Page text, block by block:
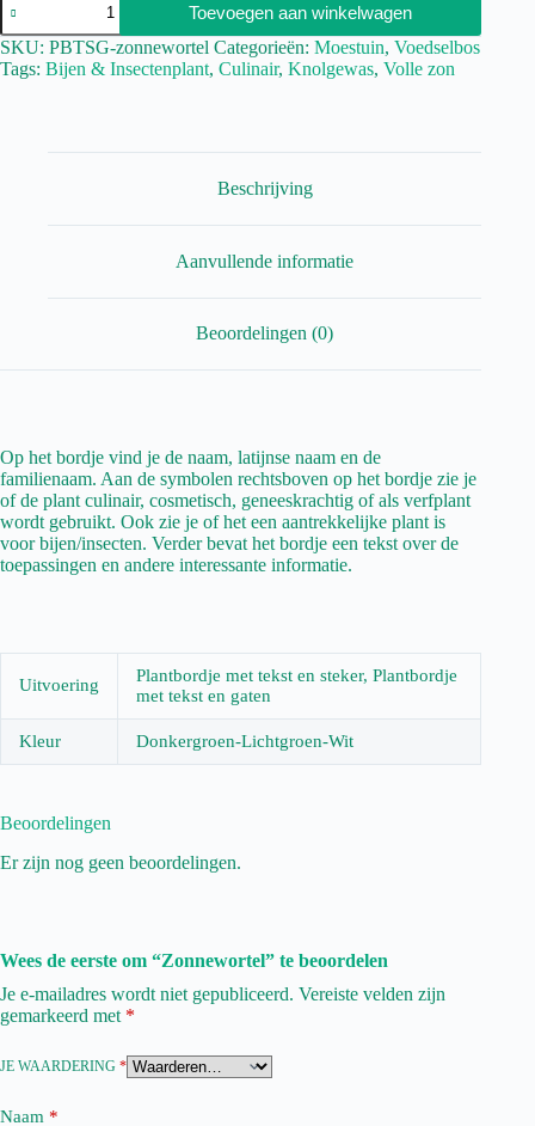
Toevoegen aan winkelwagen
SKU: PBTSG-zonnewortel Categorieën: Moestuin, Voedselbos
Tags: Bijen & Insectenplant, Culinair, Knolgewas, Volle zon
Beschrijving
Aanvullende informatie
Beoordelingen (0)
Op het bordje vind je de naam, latijnse naam en de
familienaam. Aan de symbolen rechtsboven op het bordje zie je
of de plant culinair, cosmetisch, geneeskrachtig of als verfplant
wordt gebruikt. Ook zie je of het een aantrekkelijke plant is
voor bijen/insecten. Verder bevat het bordje een tekst over de
toepassingen en andere interessante informatie.
Uitvoering
Plantbordje met tekst en steker, Plantbordje
met tekst en gaten
Kleur Donkergroen-Lichtgroen-Wit
Beoordelingen
Er zijn nog geen beoordelingen.
Wees de eerste om “Zonnewortel” te beoordelen
Je e-mailadres wordt niet gepubliceerd. Vereiste velden zijn
gemarkeerd met *
JE WAARDERING *
Naam *